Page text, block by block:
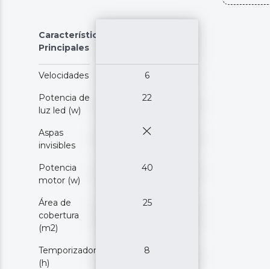
Características
Principales
Velocidades 6
Potencia de
luz led (w)
22
Aspas
invisibles
Potencia
motor (w)
40
Área de
cobertura
(m2)
25
Temporizador
(h)
8